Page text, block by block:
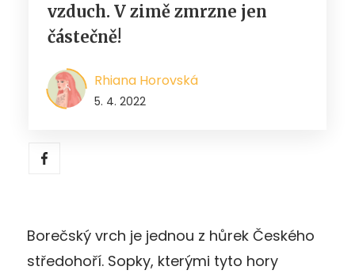
vzduch. V zimě zmrzne jen
částečně!
Rhiana Horovská
5. 4. 2022
Borečský vrch je jednou z hůrek Českého
středohoří. Sopky, kterými tyto hory